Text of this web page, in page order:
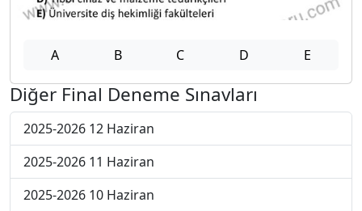
A B C D E
Diğer Final Deneme Sınavları
2025-2026 12 Haziran
2025-2026 11 Haziran
2025-2026 10 Haziran